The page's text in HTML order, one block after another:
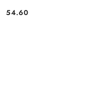
Cena:
54.60